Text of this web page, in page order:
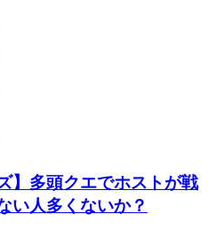
】多頭クエでホストが戦
い人多くないか？